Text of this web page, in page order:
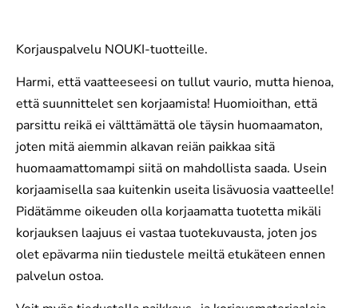
Korjauspalvelu NOUKI-tuotteille.
Harmi, että vaatteeseesi on tullut vaurio, mutta hienoa,
että suunnittelet sen korjaamista! Huomioithan, että
parsittu reikä ei välttämättä ole täysin huomaamaton,
joten mitä aiemmin alkavan reiän paikkaa sitä
huomaamattomampi siitä on mahdollista saada. Usein
korjaamisella saa kuitenkin useita lisävuosia vaatteelle!
Pidätämme oikeuden olla korjaamatta tuotetta mikäli
korjauksen laajuus ei vastaa tuotekuvausta, joten jos
olet epävarma niin tiedustele meiltä etukäteen ennen
palvelun ostoa.